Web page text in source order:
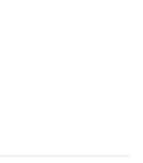
2等・3等と呼ばれ
＝ハで表記され
ター付き）の普通
ディーゼルカー）